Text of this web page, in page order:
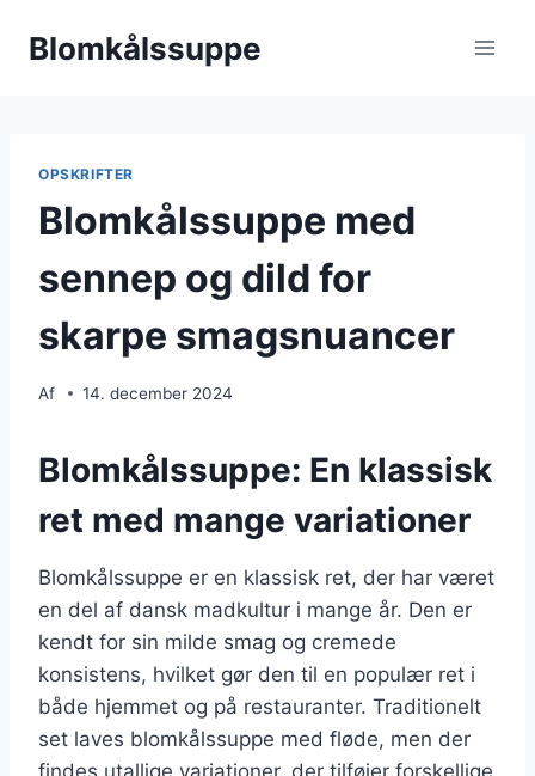
Blomkålssuppe
OPSKRIFTER
Blomkålssuppe med
sennep og dild for
skarpe smagsnuancer
Af 14. december 2024
Blomkålssuppe: En klassisk
ret med mange variationer
Blomkålssuppe er en klassisk ret, der har været
en del af dansk madkultur i mange år. Den er
kendt for sin milde smag og cremede
konsistens, hvilket gør den til en populær ret i
både hjemmet og på restauranter. Traditionelt
set laves blomkålssuppe med fløde, men der
findes utallige variationer, der tilføjer forskellige